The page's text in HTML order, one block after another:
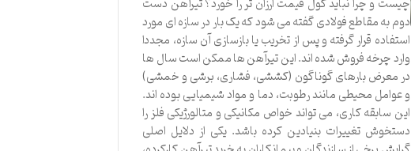
دوم به مقاطع فولادی گفته می شود که یک بار در سازه ای مورد
استفاده قرار گرفته و پس از تخریب یا بازسازی آن سازه، مجددا
وارد چرخه فروش شده اند. این تیرآهن ها ممکن است سال ها
در معرض بارهای گوناگون (کششی، فشاری، برشی و خمشی)
و عوامل محیطی مانند رطوبت، دما و مواد شیمیایی بوده اند.
این سابقه کاری، می تواند خواص مکانیکی و متالورژیکی فلز را
دستخوش تغییرات بنیادین کرده باشد. یکی از دلایل اصلی